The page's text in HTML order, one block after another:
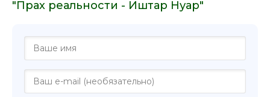
"Прах реальности - Иштар Нуар"